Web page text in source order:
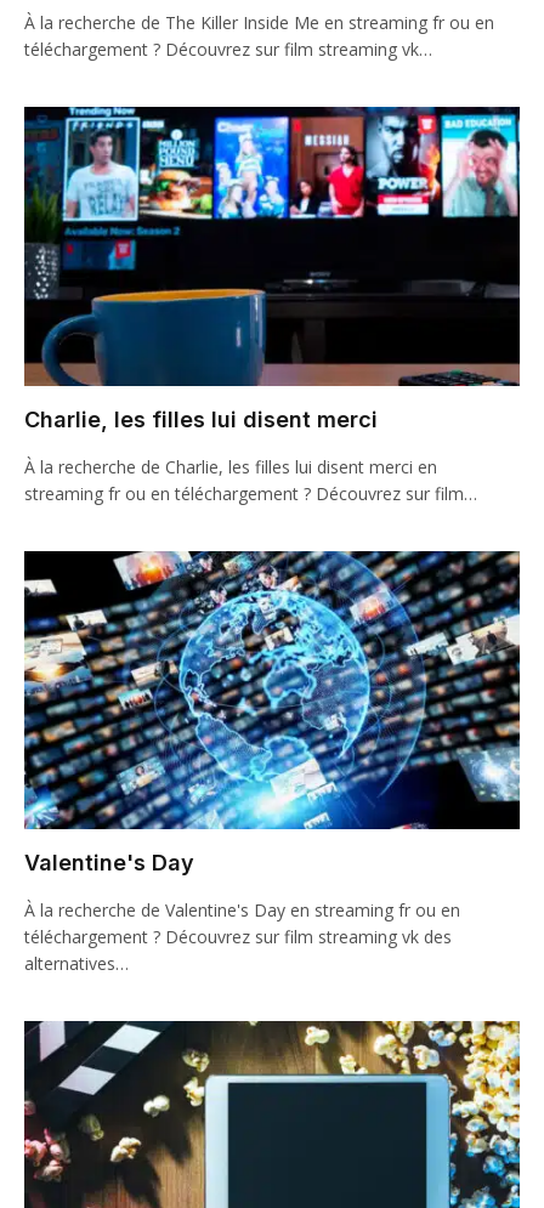
À la recherche de The Killer Inside Me en streaming fr ou en
téléchargement ? Découvrez sur film streaming vk…
Charlie, les filles lui disent merci
À la recherche de Charlie, les filles lui disent merci en
streaming fr ou en téléchargement ? Découvrez sur film…
Valentine's Day
À la recherche de Valentine's Day en streaming fr ou en
téléchargement ? Découvrez sur film streaming vk des
alternatives…